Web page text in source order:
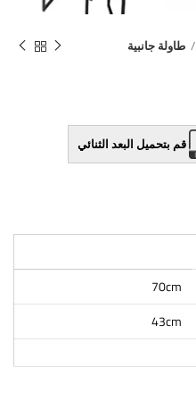
طاولة جانبية
قم بتحميل البعد الثنائي
70cm
43cm